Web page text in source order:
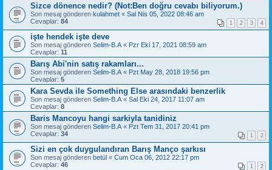
Sizce dönence nedir? (Not:Ben doğru cevabı biliyorum.)
Son mesaj gönderen kulahmet « Sal Nis 05, 2022 08:46 am
Cevaplar: 84 1 2 3 4
işte hendek işte deve
Son mesaj gönderen Selim-B.A « Pzr Eki 17, 2021 08:59 am
Cevaplar: 11
Barış Abi'nin satış rakamları...
Son mesaj gönderen Selim-B.A « Pzt May 28, 2018 19:56 pm
Cevaplar: 5
Kara Sevda ile Something Else arasındaki benzerlik
Son mesaj gönderen Selim-B.A « Sal Eki 24, 2017 11:07 am
Cevaplar: 8
Baris Mancoyu hangi sarkiyla tanidiniz
Son mesaj gönderen Selim-B.A « Pzt Tem 31, 2017 20:41 pm
Cevaplar: 34 1 2
Sizi en çok duygulandıran Barış Manço şarkısı
Son mesaj gönderen betül « Cum Oca 06, 2012 22:17 pm
Cevaplar: 46 1 2